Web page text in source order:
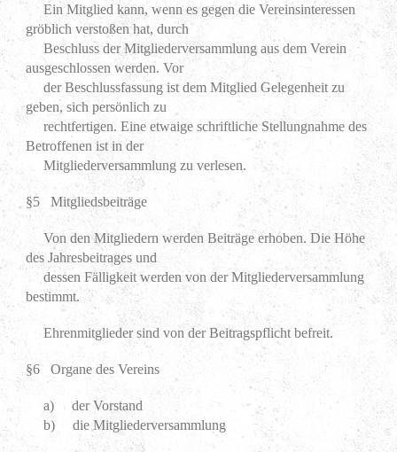
Ein Mitglied kann, wenn es gegen die Vereinsinteressen
gröblich verstoßen hat, durch
Beschluss der Mitgliederversammlung aus dem Verein
ausgeschlossen werden. Vor
der Beschlussfassung ist dem Mitglied Gelegenheit zu
geben, sich persönlich zu
rechtfertigen. Eine etwaige schriftliche Stellungnahme des
Betroffenen ist in der
Mitgliederversammlung zu verlesen.
§5 Mitgliedsbeiträge
Von den Mitgliedern werden Beiträge erhoben. Die Höhe
des Jahresbeitrages und
dessen Fälligkeit werden von der Mitgliederversammlung
bestimmt.
Ehrenmitglieder sind von der Beitragspflicht befreit.
§6 Organe des Vereins
a) der Vorstand
b) die Mitgliederversammlung